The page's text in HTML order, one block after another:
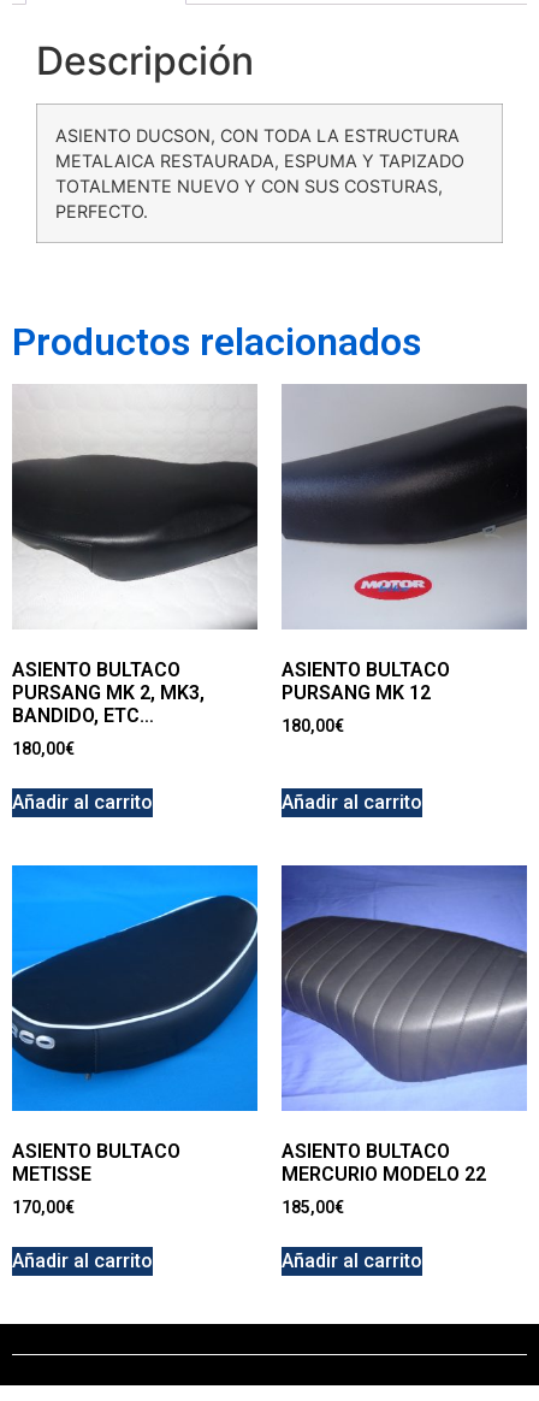
Descripción
ASIENTO DUCSON, CON TODA LA ESTRUCTURA
METALAICA RESTAURADA, ESPUMA Y TAPIZADO
TOTALMENTE NUEVO Y CON SUS COSTURAS,
PERFECTO.
Productos relacionados
ASIENTO BULTACO
PURSANG MK 2, MK3,
BANDIDO, ETC…
180,00€
Añadir al carrito
ASIENTO BULTACO
PURSANG MK 12
180,00€
Añadir al carrito
ASIENTO BULTACO
METISSE
170,00€
Añadir al carrito
ASIENTO BULTACO
MERCURIO MODELO 22
185,00€
Añadir al carrito